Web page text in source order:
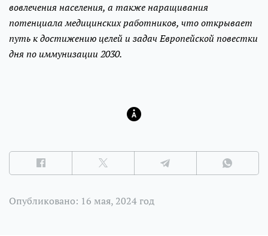
вовлечения населения, а также наращивания
потенциала медицинских работников, что открывает
путь к достижению целей и задач Европейской повестки
дня по иммунизации 2030.
Опубликовано: 16 мая, 2024 год